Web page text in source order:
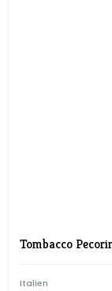
Tombacco
Italien